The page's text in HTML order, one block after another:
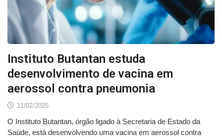
Instituto Butantan estuda
desenvolvimento de vacina em
aerossol contra pneumonia
11/02/2025
O Instituto Butantan, órgão ligado à Secretaria de Estado da
Saúde, está desenvolvendo uma vacina em aerossol contra